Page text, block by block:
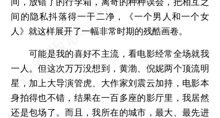
间的隐私抖落得一干二净，《一个男人和一个女
人》就这样展开了一幅非常时期的残酷画卷。
可能是我的喜好不主流，看电影经常全场就我
一人。但这次万万没想到，黄渤、倪妮两个顶流明
星，加上大导演管虎、大作家刘震云加持，电影本
身拍得也不错，结果在一百多座的影厅里，我居然
还是包场了。而且，我所在的城市，最大、最先进